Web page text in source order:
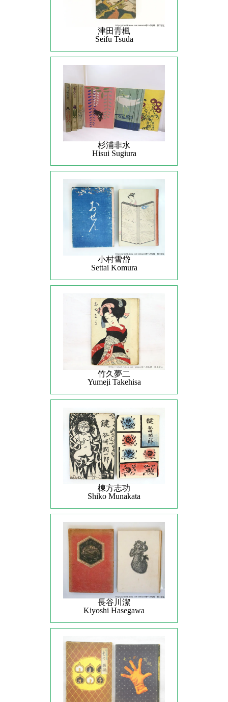
津田青楓
Seifu Tsuda
杉浦非水
Hisui Sugiura
小村雪岱
Settai Komura
竹久夢二
Yumeji Takehisa
棟方志功
Shiko Munakata
長谷川潔
Kiyoshi Hasegawa